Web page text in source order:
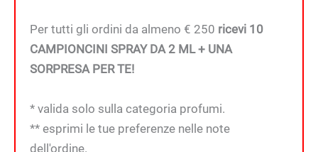
Per tutti gli ordini da almeno € 250 ricevi 10
CAMPIONCINI SPRAY DA 2 ML + UNA
SORPRESA PER TE!
* valida solo sulla categoria profumi.
** esprimi le tue preferenze nelle note
dell'ordine.